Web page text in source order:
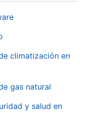
climatización en
gas natural
y salud en